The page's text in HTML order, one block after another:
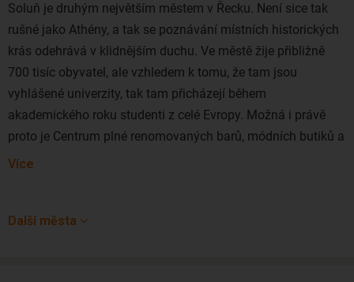
Levné letenky na Korfu
Ostrov Korfu je mimořádně oblíbený i v očích Čechů, kteří
zde rádi tráví své letní dovolené. Levné letenky na Korfu
nejčastěji koupíte z Prahy. Průměrná délka letu je přibližně 1
hodinu a 45 minut bez přestupu. Přímý let z Prahy provozuje
letecká společnost Ryanair. Kromě výše uvedených
společností využívají Češi i letecké společnosti Air Berlin a
Soluň je druhým největším městem v Řecku. Není sice tak
rušné jako Athény, a tak se poznávání místních historických
krás odehrává v klidnějším duchu. Ve městě žije přibližně
700 tisíc obyvatel, ale vzhledem k tomu, že tam jsou
vyhlášené univerzity, tak tam přicházejí během
akademického roku studenti z celé Evropy. Možná i právě
proto je Centrum plné renomovaných barů, módních butiků a
každý večer se zde konají koncerty a vernisáže.
míst v zemi. Je však třeba podotknout, že je také
Více
Další města